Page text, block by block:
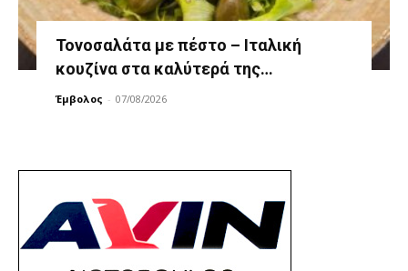
Τονοσαλάτα με πέστο – Ιταλική
κουζίνα στα καλύτερά της…
Έμβολος - 07/08/2026